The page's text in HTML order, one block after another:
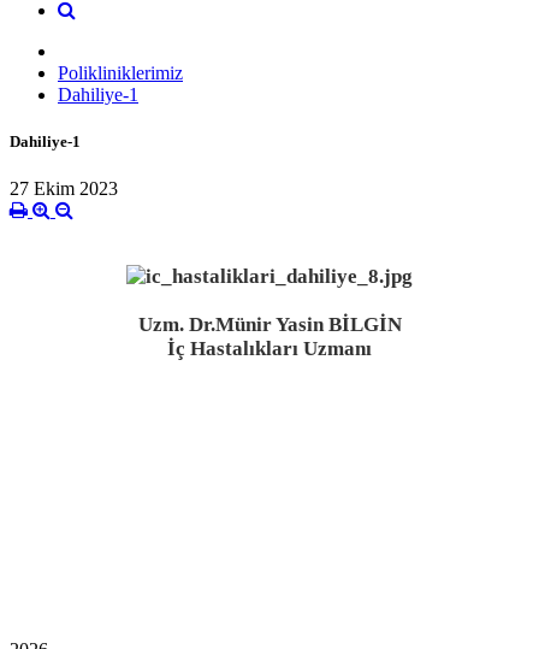
Polikliniklerimiz
Dahiliye-1
Dahiliye-1
27 Ekim 2023
Uzm. Dr.Münir Yasin BİLGİN
İç Hastalıkları Uzmanı